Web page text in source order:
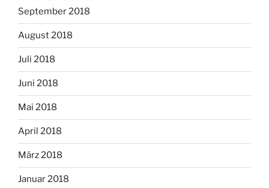
September 2018
August 2018
Juli 2018
Juni 2018
Mai 2018
April 2018
März 2018
Januar 2018